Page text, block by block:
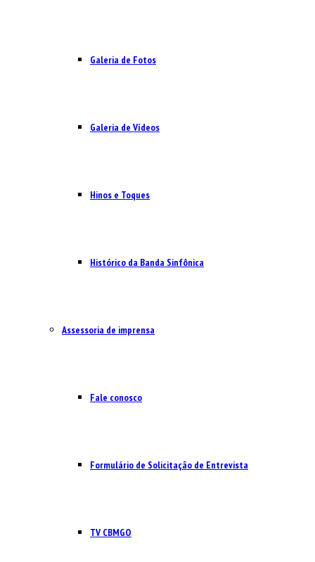
Galeria de Fotos
Galeria de Vídeos
Hinos e Toques
Histórico da Banda Sinfônica
Assessoria de imprensa
Fale conosco
Formulário de Solicitação de Entrevista
TV CBMGO